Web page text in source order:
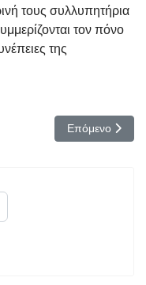
τους συλλυπητήρια
τον πόνο
της
ΕΘΝΙΚΗΣ ΜΝΗΜΗΣ της
Επόμενο
Επόμενο